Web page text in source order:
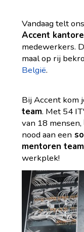
Vandaag telt
Accent
medewerkers.
maal op rij
België.
Bij Accent kom
team. Met 54
van 18 mensen,
nood aan een
mentoren team
werkplek!